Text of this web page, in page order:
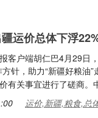
运价总体下浮
客户端胡仁巴4月29日
针，助力“新疆好粮油
有关事宜进行了磋商。
运价,新疆,粮食,总